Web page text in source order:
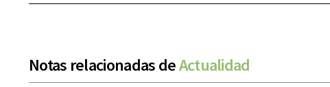
Notas relacionadas deActualidad